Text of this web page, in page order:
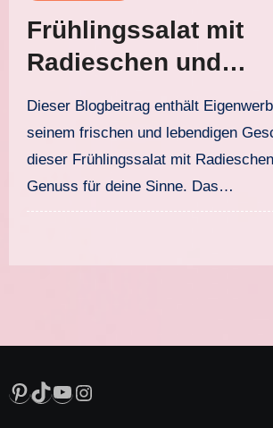
Frühlingssalat mit
Radieschen und
Buttermilchdressing
Dieser Blogbeitrag enthält Eigenwerbung Mit
seinem frischen und lebendigen
dieser Frühlingssalat mit
Genuss für deine Sinne. Das…
Pinterest
TikTok
YouTube
Instagram